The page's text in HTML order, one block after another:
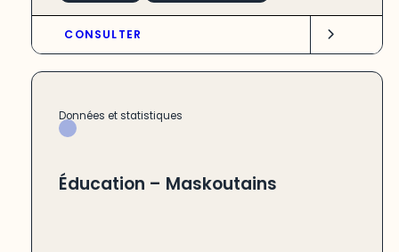
CONSULTER
Données et statistiques
Éducation – Maskoutains